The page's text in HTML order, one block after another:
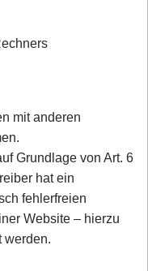
mit anderen
Grundlage von Art. 6
hat ein
fehlerfreien
Website – hierzu
werden.